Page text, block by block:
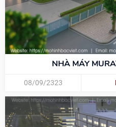
NHÀ MÁY
08/09/2323